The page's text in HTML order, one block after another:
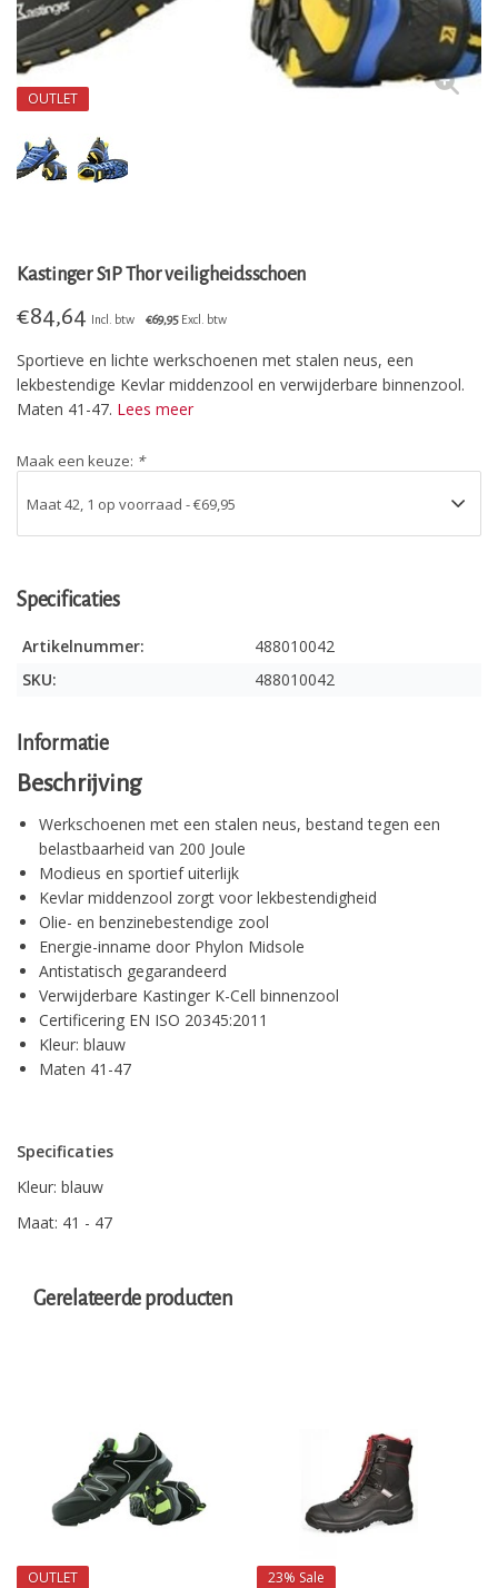
OUTLET
Kastinger S1P Thor veiligheidsschoen
€84,64 Incl. btw €69,95 Excl. btw
Sportieve en lichte werkschoenen met stalen neus, een
lekbestendige Kevlar middenzool en verwijderbare binnenzool.
Maten 41-47. Lees meer
Maak een keuze: *
Specificaties
Artikelnummer:
488010042
SKU:
488010042
Informatie
Beschrijving
Werkschoenen met een stalen neus, bestand tegen een
belastbaarheid van 200 Joule
Modieus en sportief uiterlijk
Kevlar middenzool zorgt voor lekbestendigheid
Olie- en benzinebestendige zool
Energie-inname door Phylon Midsole
Antistatisch gegarandeerd
Verwijderbare Kastinger K-Cell binnenzool
Certificering EN ISO 20345:2011
Kleur: blauw
Maten 41-47
Specificaties
Kleur: blauw
Maat: 41 - 47
Gerelateerde producten
OUTLET 23% Sale